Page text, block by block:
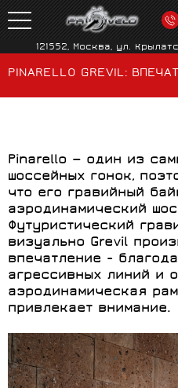
121552, Москва, ул.
PINARELLO GREVIL:
Pinarello — один из
шоссейных гонок,
что его гравийный
аэродинамический
Футуристический
визуально Grevil
впечатление -
агрессивных линий и
аэродинамическая
привлекает внимание.